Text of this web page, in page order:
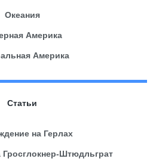
Океания
Америка
Америка
Статьи
на Герлах
Штюдльграт